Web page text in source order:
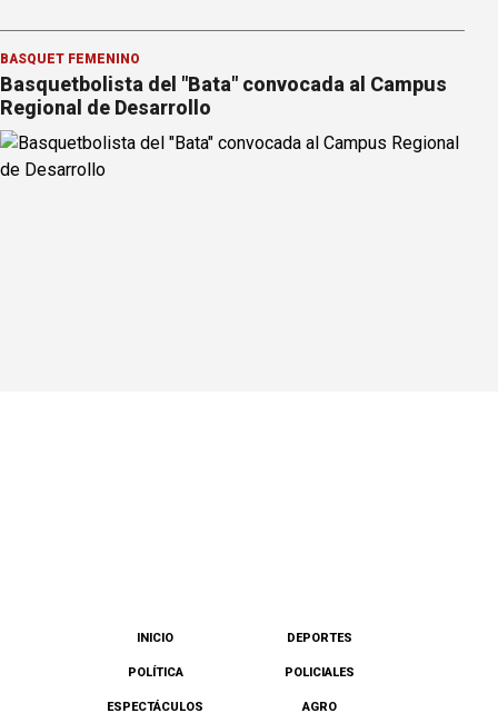
BÁSQUET FEMENINO
Basquetbolista del "Bata" convocada al Campus
Regional de Desarrollo
INICIO DEPORTES
POLÍTICA POLICIALES
ESPECTÁCULOS AGRO